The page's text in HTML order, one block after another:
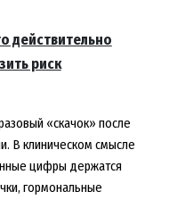
действительно
риск
«скачок» после
В клиническом смысле
цифры держатся
гормональные